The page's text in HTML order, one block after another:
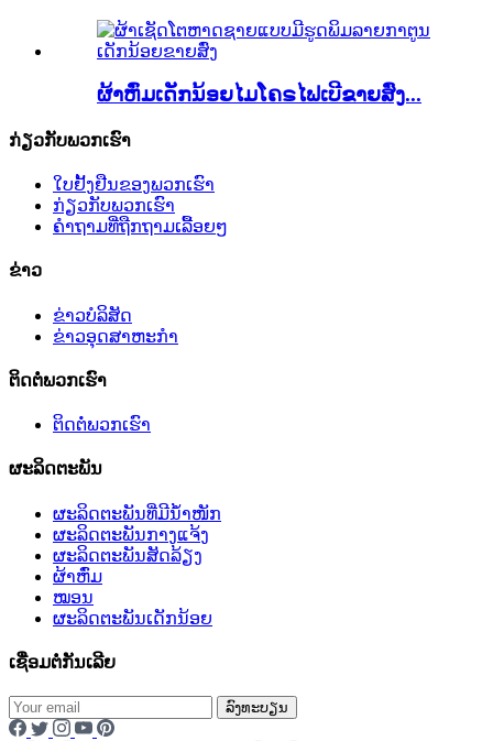
ຜ້າຫົ່ມເດັກນ້ອຍໄມໂຄຣໄຟເບີຂາຍສົ່ງ...
ກ່ຽວກັບພວກເຮົາ
ໃບຢັ້ງຢືນຂອງພວກເຮົາ
ກ່ຽວກັບພວກເຮົາ
ຄຳຖາມທີ່ຖືກຖາມເລື້ອຍໆ
ຂ່າວ
ຂ່າວບໍລິສັດ
ຂ່າວອຸດສາຫະກຳ
ຕິດຕໍ່ພວກເຮົາ
ຕິດຕໍ່ພວກເຮົາ
ຜະລິດຕະພັນ
ຜະລິດຕະພັນທີ່ມີນ້ຳໜັກ
ຜະລິດຕະພັນກາງແຈ້ງ
ຜະລິດຕະພັນສັດລ້ຽງ
ຜ້າຫົ່ມ
ໝອນ
ຜະລິດຕະພັນເດັກນ້ອຍ
ເຊື່ອມຕໍ່ກັນເລີຍ
ລົງທະບຽນ